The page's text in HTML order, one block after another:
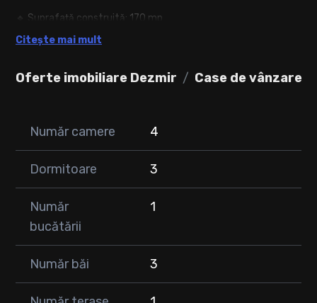
Oferte imobiliare Dezmir Case de vânzare
🔹 Suprafață construită: 170 mp
🔹 Suprafață utila: 145 mp
🔹 Teren: 400 mp, împrejmuit cu gard din beton
• Living spațios
• Bucătărie separata complet mobilată și utilată
• Baie
➡ Etaj:
Construcție & dotări premium:
✔ Zidărie din Porotherm 30 cm
Citește mai mult
Număr camere 4
Dormitoare 3
Număr
bucătării
1
Număr băi 3